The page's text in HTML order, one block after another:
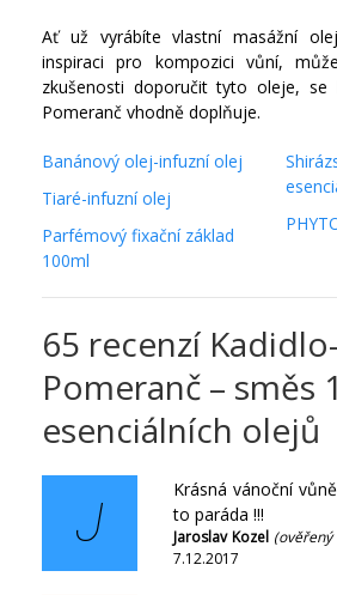
Ať už vyrábíte vlastní masážní
inspiraci pro kompozici vůní,
zkušenosti doporučit tyto oleje, se
Pomeranč vhodně doplňuje.
Banánový olej-infuzní olej
Tiaré-infuzní olej
Parfémový fixační základ
100ml
65 recenzí Kadidlo-
Pomeranč – směs
esenciálních olejů
J
Krásná vánoční
to paráda !!!
Jaroslav Kozel
7.12.2017